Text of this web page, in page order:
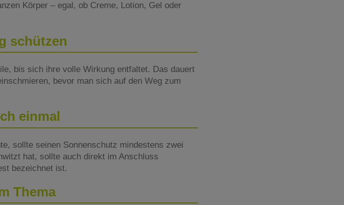
Körper – egal, ob Creme, Lotion, Gel oder
schützen
bis sich ihre volle Wirkung entfaltet. Das dauert
bevor man sich auf den Weg zum
einmal
sollte seinen Sonnenschutz mindestens zwei
hat, sollte auch direkt im Anschluss
bezeichnet ist.
Thema